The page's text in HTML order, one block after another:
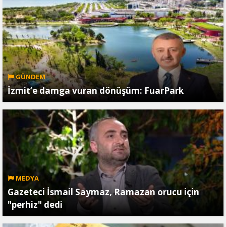
GÜNDEM
İzmit’e damga vuran dönüşüm: FuarPark
MEDYA
Gazeteci İsmail Saymaz, Ramazan orucu için
"perhiz" dedi